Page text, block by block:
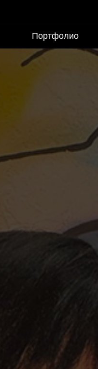
Портфолио